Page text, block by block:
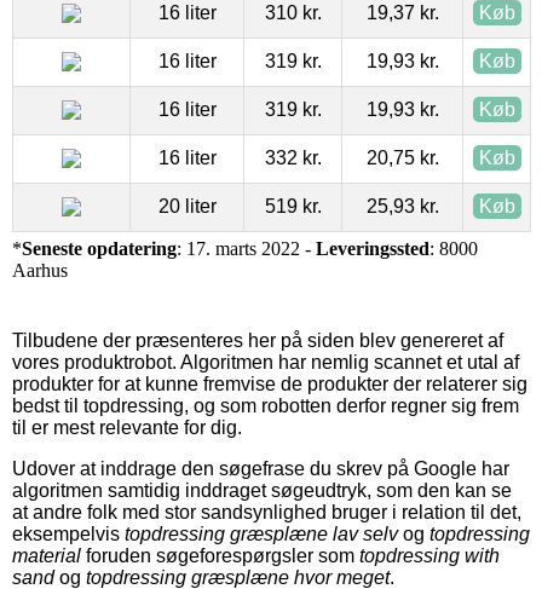
16 liter 310 kr. 19,37 kr. Køb
16 liter 319 kr. 19,93 kr. Køb
16 liter 319 kr. 19,93 kr. Køb
16 liter 332 kr. 20,75 kr. Køb
20 liter 519 kr. 25,93 kr. Køb
*Seneste opdatering: 17. marts 2022 - Leveringssted: 8000
Aarhus
Tilbudene der præsenteres her på siden blev genereret af
vores produktrobot. Algoritmen har nemlig scannet et utal af
produkter for at kunne fremvise de produkter der relaterer sig
bedst til topdressing, og som robotten derfor regner sig frem
til er mest relevante for dig.
Udover at inddrage den søgefrase du skrev på Google har
algoritmen samtidig inddraget søgeudtryk, som den kan se
at andre folk med stor sandsynlighed bruger i relation til det,
eksempelvis topdressing græsplæne lav selvog topdressing
material foruden søgeforespørgsler som topdressing with
sandog topdressing græsplæne hvor meget.